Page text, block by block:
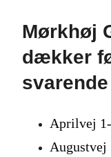
Mørkhøj
dækker
Aprilvej
Augustvej